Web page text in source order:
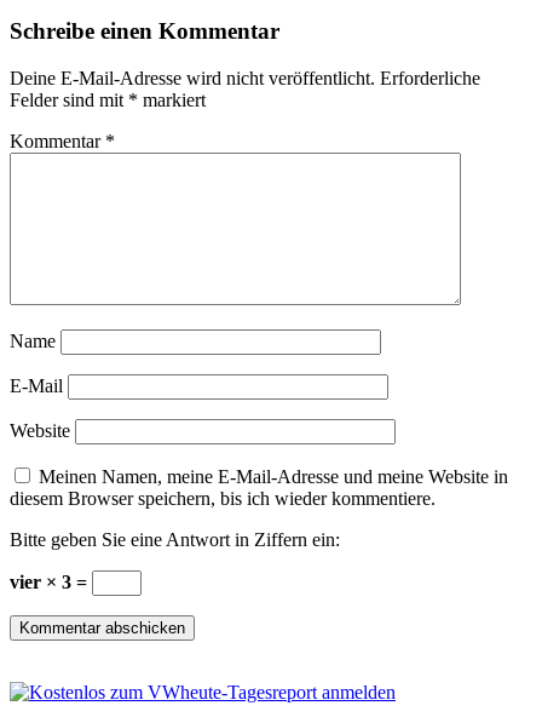
Schreibe einen Kommentar
Deine E-Mail-Adresse wird nicht veröffentlicht. Erforderliche
Felder sind mit * markiert
Kommentar *
Name
E-Mail
Website
Meinen Namen, meine E-Mail-Adresse und meine Website in
diesem Browser speichern, bis ich wieder kommentiere.
Bitte geben Sie eine Antwort in Ziffern ein:
vier × 3 =